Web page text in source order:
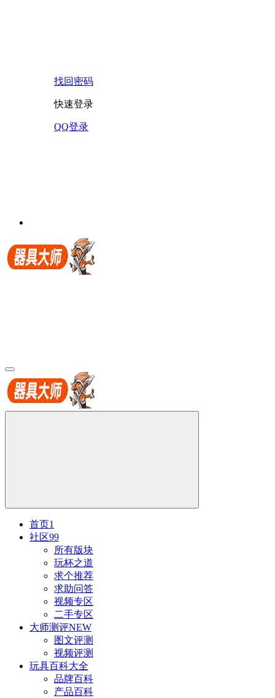
找回密码
快速登录
QQ登录
首页1
社区99
所有版块
玩杯之道
求个推荐
求助问答
视频专区
二手专区
大师测评NEW
图文评测
视频评测
玩具百科大全
品牌百科
产品百科